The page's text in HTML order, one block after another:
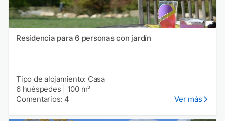
Residencia para 6 personas con jardín
Tipo de alojamiento: Casa
6 huéspedes
100 m²
Comentarios: 4
Ver más